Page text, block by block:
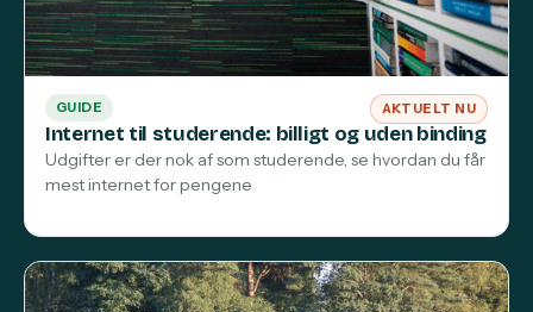
GUIDE AKTUELT NU
Internet til studerende: billigt og uden binding
Udgifter er der nok af som studerende, se hvordan du får
mest internet for pengene